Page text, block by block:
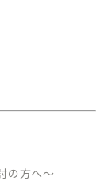
の方へ～